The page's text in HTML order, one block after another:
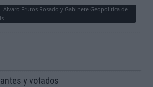
Álvaro Frutos Rosado y Gabinete Geopolítica de
y votados